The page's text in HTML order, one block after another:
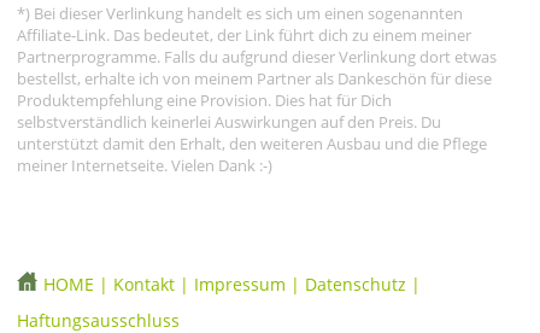
*) Bei dieser Verlinkung handelt es sich um einen sogenannten
Affiliate-Link. Das bedeutet, der Link führt dich zu einem meiner
Partnerprogramme. Falls du aufgrund dieser Verlinkung dort etwas
bestellst, erhalte ich von meinem Partner als Dankeschön für diese
Produktempfehlung eine Provision. Dies hat für Dich
selbstverständlich keinerlei Auswirkungen auf den Preis. Du
unterstützt damit den Erhalt, den weiteren Ausbau und die Pflege
meiner Internetseite. Vielen Dank :-)
HOME | Kontakt | Impressum | Datenschutz |
Haftungsausschluss